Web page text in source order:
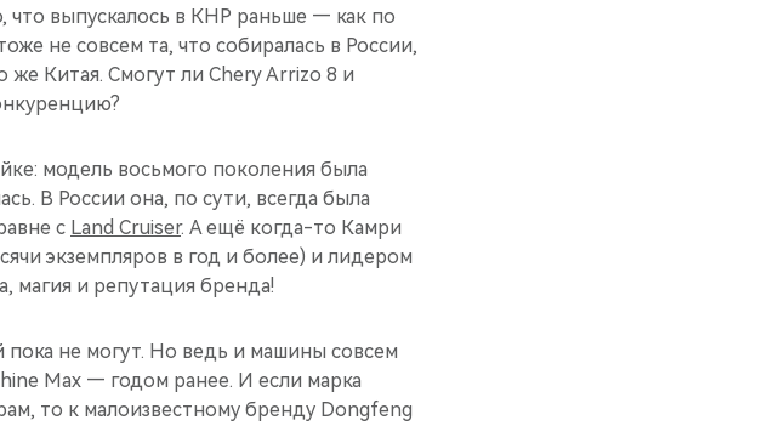
что выпускалось в КНР раньше — как по
не совсем та, что собиралась в России,
Китая. Смогут ли Chery Arrizo 8 и
модель восьмого поколения была
В России она, по сути, всегда была
с Land Cruiser. А ещё когда-то Камри
экземпляров в год и более) и лидером
магия и репутация бренда!
пока не могут. Но ведь и машины совсем
Max — годом ранее. И если марка
то к малоизвестному бренду Dongfeng